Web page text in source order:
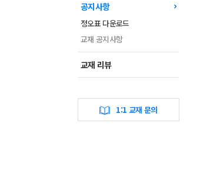
공지사항
정오표 다운로드
교재 공지사항
교재 리뷰
1:1 교재 문의